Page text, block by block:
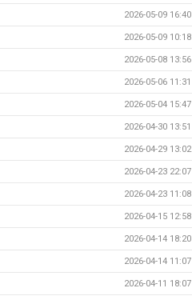
2026-05-09 16:40
2026-05-09 10:18
2026-05-08 13:56
2026-05-06 11:31
2026-05-04 15:47
2026-04-30 13:51
2026-04-29 13:02
2026-04-23 22:07
2026-04-23 11:08
2026-04-15 12:58
2026-04-14 18:20
2026-04-14 11:07
2026-04-11 18:07